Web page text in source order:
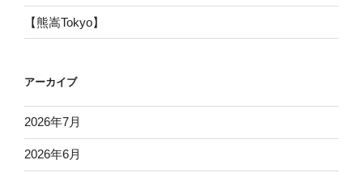
【熊嵩Tokyo】
アーカイブ
2026年7月
2026年6月